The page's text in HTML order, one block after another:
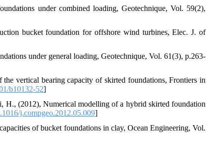
under combined loading, Geotechnique, Vol. 59(2),
bucket foundation for offshore wind turbines, Elec. J. of
under general loading, Geotechnique, Vol. 61(3), p.263-
vertical bearing capacity of skirted foundations, Frontiers in
b10132-52]
H., (2012), Numerical modelling of a hybrid skirted foundation
j.compgeo.2012.05.009]
of bucket foundations in clay, Ocean Engineering, Vol.